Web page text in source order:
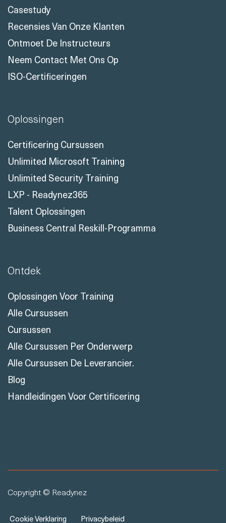
Casestudy
Recensies Van Onze Klanten
Ontmoet De Instructeurs
Neem Contact Met Ons Op
ISO-Certificeringen
Oplossingen
Certificering Cursussen
Unlimited Microsoft Training
Unlimited Security Training
LXP - Readynez365
Talent Oplossingen
Business Central Reskill-Programma
Ontdek
Oplossingen Voor Training
Alle Cursussen
Cursussen
Alle Cursussen Per Onderwerp
Alle Cursussen De Leverancier.
Blog
Handleidingen Voor Certificering
Copyright © Readynez
Cookie Verklaring Privacybeleid